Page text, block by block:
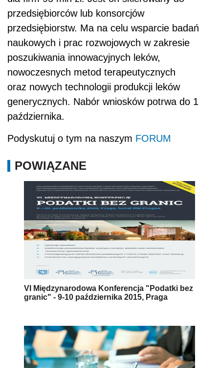
przedsiębiorców lub konsorcjów
przedsiębiorstw. Ma na celu wsparcie badań
naukowych i prac rozwojowych w zakresie
poszukiwania innowacyjnych leków,
nowoczesnych metod terapeutycznych
oraz nowych technologii produkcji leków
generycznych. Nabór wniosków potrwa do 1
października.
Podyskutuj o tym na naszym FORUM
POWIĄZANE
VI Międzynarodowa Konferencja "Podatki bez
granic" - 9-10 października 2015, Praga